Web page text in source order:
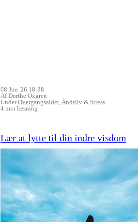
08 Jun '26 18:38
Af Dorthe Oxgren
UnderOvergangsalder, Åndsliv & Stress
4 min læsning
Lær at lytte til din indre visdom